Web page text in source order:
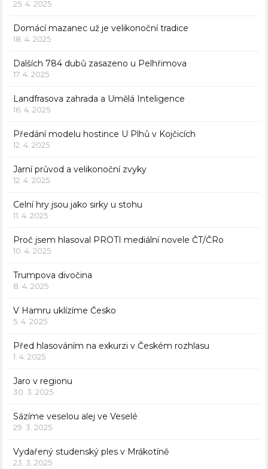
25. 4. 2025
Domácí mazanec už je velikonoční tradice
18. 4. 2025
Dalších 784 dubů zasazeno u Pelhřimova
17. 4. 2025
Landfrasova zahrada a Umělá Inteligence
16. 4. 2025
Předání modelu hostince U Plhů v Kojčicích
12. 4. 2025
Jarní průvod a velikonoční zvyky
12. 4. 2025
Celní hry jsou jako sirky u stohu
11. 4. 2025
Proč jsem hlasoval PROTI mediální novele ČT/ČRo
10. 4. 2025
Trumpova divočina
8. 4. 2025
V Hamru uklízíme Česko
5. 4. 2025
Před hlasováním na exkurzi v Českém rozhlasu
1. 4. 2025
Jaro v regionu
30. 3. 2025
Sázíme veselou alej ve Veselé
29. 3. 2025
Vydařený studenský ples v Mrákotíně
23. 3. 2025